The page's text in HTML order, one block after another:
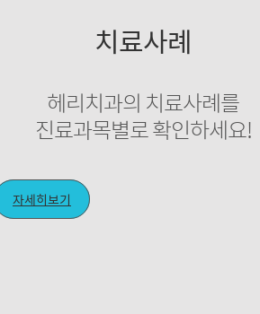
치료사례
헤리치과의 치료사례를
진료과목별로 확인하세요!
자세히보기